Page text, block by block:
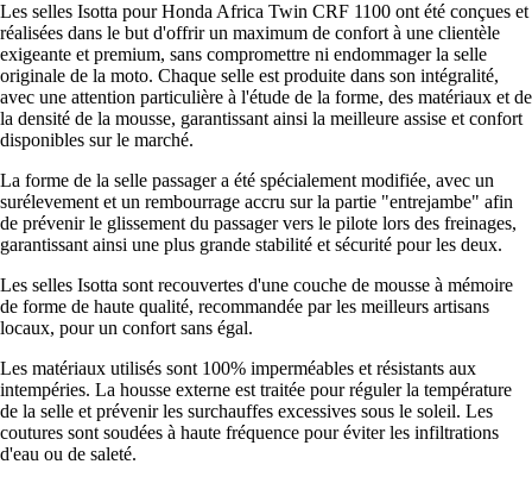
Les selles Isotta pour Honda Africa Twin CRF 1100 ont été conçues et
réalisées dans le but d'offrir un maximum de confort à une clientèle
exigeante et premium, sans compromettre ni endommager la selle
originale de la moto. Chaque selle est produite dans son intégralité,
avec une attention particulière à l'étude de la forme, des matériaux et de
la densité de la mousse, garantissant ainsi la meilleure assise et confort
disponibles sur le marché.
La forme de la selle passager a été spécialement modifiée, avec un
surélevement et un rembourrage accru sur la partie "entrejambe" afin
de prévenir le glissement du passager vers le pilote lors des freinages,
garantissant ainsi une plus grande stabilité et sécurité pour les deux.
Les selles Isotta sont recouvertes d'une couche de mousse à mémoire
de forme de haute qualité, recommandée par les meilleurs artisans
locaux, pour un confort sans égal.
Les matériaux utilisés sont 100% imperméables et résistants aux
intempéries. La housse externe est traitée pour réguler la température
de la selle et prévenir les surchauffes excessives sous le soleil. Les
coutures sont soudées à haute fréquence pour éviter les infiltrations
d'eau ou de saleté.